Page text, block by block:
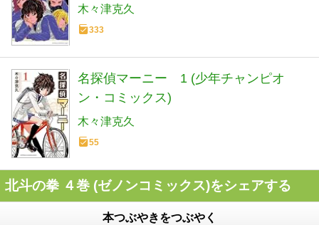
木々津克久
333
名探偵マーニー 1 (少年チャンピオ
ン・コミックス)
木々津克久
55
北斗の拳 ４巻 (ゼノンコミックス)をシェアする
本つぶやきをつぶやく